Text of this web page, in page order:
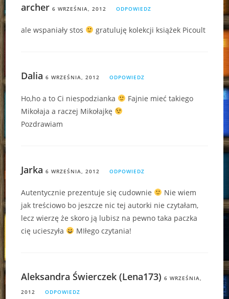
archer 6 WRZEŚNIA, 2012 ODPOWIEDZ
ale wspaniały stos gratuluję kolekcji książek Picoult
Dalia 6 WRZEŚNIA, 2012 ODPOWIEDZ
Ho,ho a to Ci niespodzianka
Fajnie mieć takiego
Mikołaja a raczej Mikołajkę
Pozdrawiam
Jarka 6 WRZEŚNIA, 2012 ODPOWIEDZ
Autentycznie prezentuje się cudownie
Nie wiem
jak treściowo bo jeszcze nic tej autorki nie czytałam,
lecz wierzę że skoro ją lubisz na pewno taka paczka
cię ucieszyła
MIłego czytania!
Aleksandra Świerczek (Lena173) 6 WRZEŚNIA,
2012
ODPOWIEDZ